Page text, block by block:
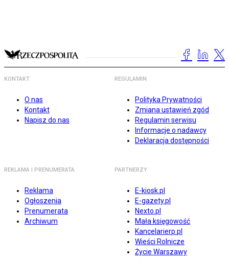
KONTAKT
O nas
Kontakt
Napisz do nas
REGULAMIN
Polityka Prywatności
Zmiana ustawień zgód
Regulamin serwisu
Informacje o nadawcy
Deklaracja dostępności
REKLAMA I PRENUMERATA
Reklama
Ogłoszenia
Prenumerata
Archiwum
PARTNERZY
E-kiosk.pl
E-gazety.pl
Nexto.pl
Mała księgowość
Kancelarierp.pl
Wieści Rolnicze
Życie Warszawy